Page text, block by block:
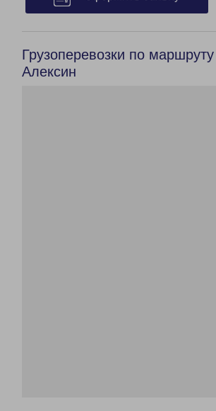
Грузоперевозки по
Алексин